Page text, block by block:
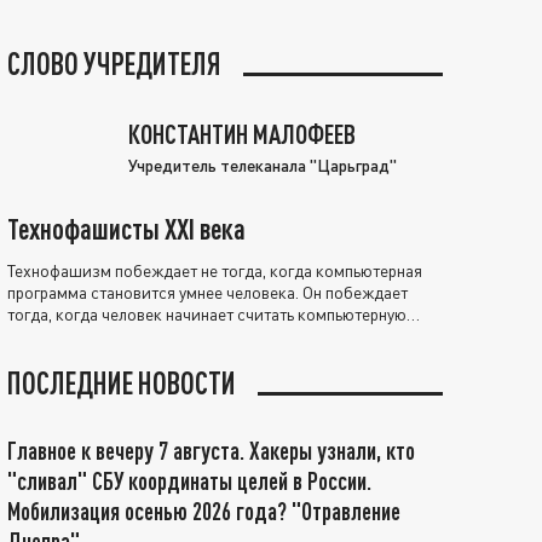
СЛОВО УЧРЕДИТЕЛЯ
КОНСТАНТИН МАЛОФЕЕВ
Учредитель телеканала "Царьград"
Технофашисты XXI века
Технофашизм побеждает не тогда, когда компьютерная
программа становится умнее человека. Он побеждает
тогда, когда человек начинает считать компьютерную
ПОСЛЕДНИЕ НОВОСТИ
Главное к вечеру 7 августа. Хакеры узнали, кто
"сливал" СБУ координаты целей в России.
Мобилизация осенью 2026 года? "Отравление